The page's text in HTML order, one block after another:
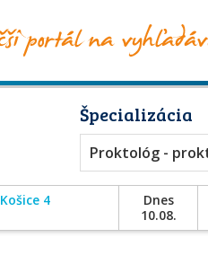
Špecializácia
Proktológ -
Košice 4
Dnes
10.08.